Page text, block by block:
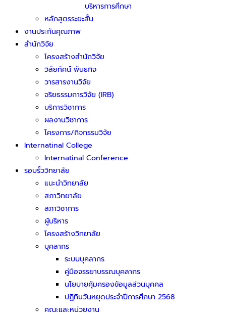
บริหารการศึกษา
หลักสูตรระยะสั้น
งานประกันคุณภาพ
สำนักวิจัย
โครงสร้างสำนักวิจัย
วิสัยทัศน์ พันธกิจ
วารสารงานวิจัย
จริยธรรมการวิจัย (IRB)
บริการวิชาการ
ผลงานวิชาการ
โครงการ/กิจกรรมวิจัย
Internatinal College
Internatinal Conference
รอบรั้ววิทยาลัย
แนะนำวิทยาลัย
สภาวิทยาลัย
สภาวิชาการ
ผู้บริหาร
โครงสร้างวิทยาลัย
บุคลากร
ระบบบุคลากร
คู่มือจรรยาบรรณบุคลากร
นโยบายคุ้มครองข้อมูลส่วนบุคคล
ปฏิทินวันหยุดประจำปีการศึกษา 2568
คณะและหน่วยงาน